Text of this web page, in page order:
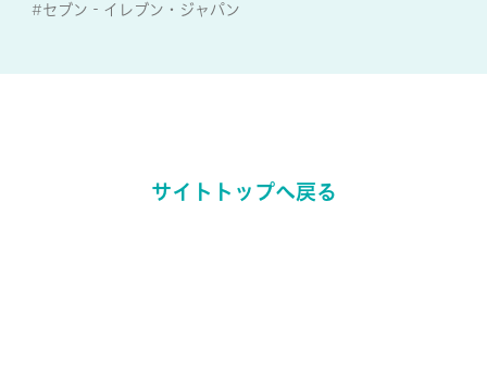
#セブン‐イレブン・ジャパン
サイトトップへ戻る